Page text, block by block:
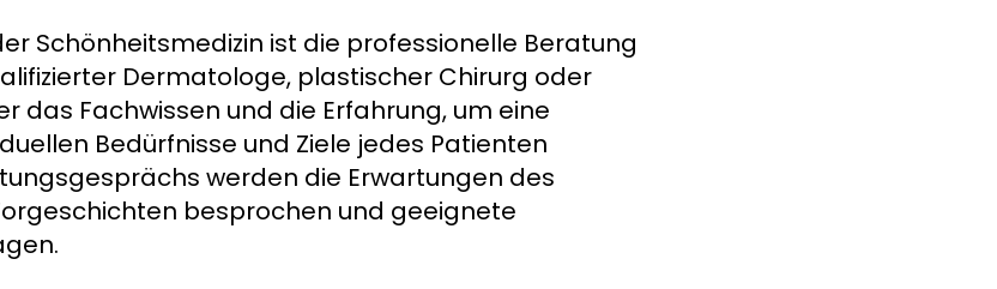
Schönheitsmedizin ist die professionelle Beratung
Dermatologe, plastischer Chirurg oder
das Fachwissen und die Erfahrung, um eine
Bedürfnisse und Ziele jedes Patienten
werden die Erwartungen des
besprochen und geeignete